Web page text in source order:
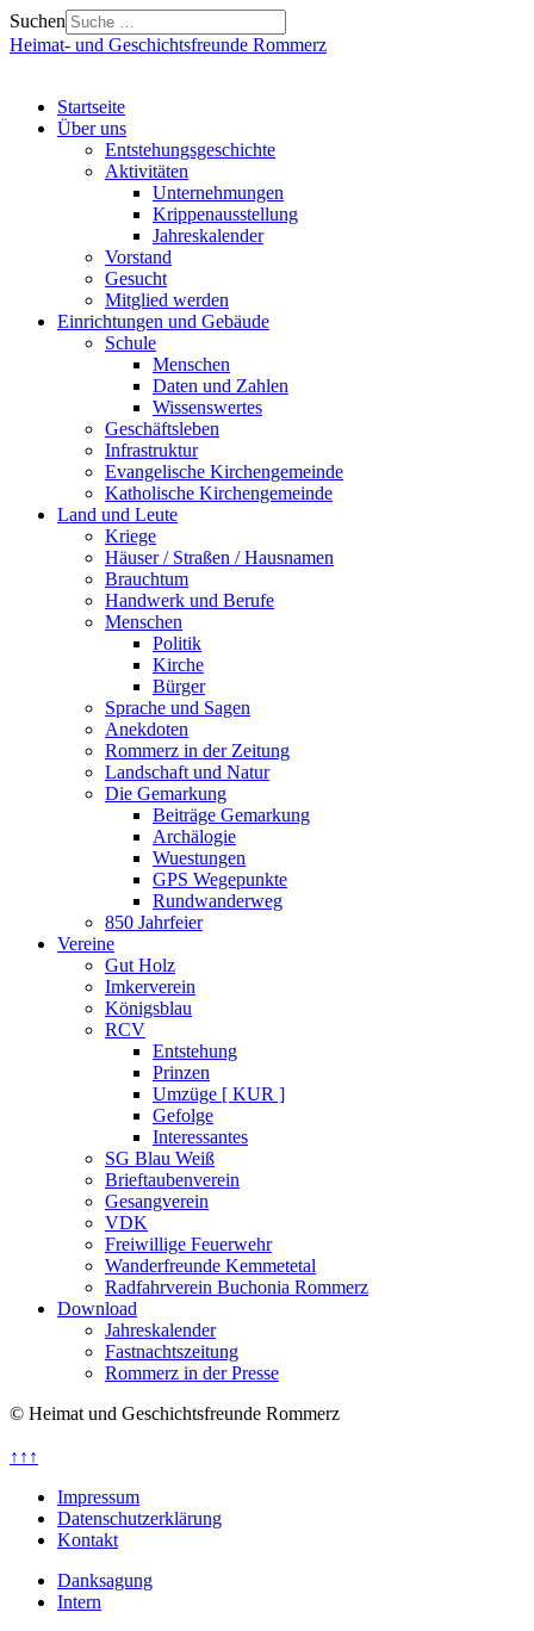
Suchen
Heimat- und Geschichtsfreunde Rommerz
Startseite
Über uns
Entstehungsgeschichte
Aktivitäten
Unternehmungen
Krippenausstellung
Jahreskalender
Vorstand
Gesucht
Mitglied werden
Einrichtungen und Gebäude
Schule
Menschen
Daten und Zahlen
Wissenswertes
Geschäftsleben
Infrastruktur
Evangelische Kirchengemeinde
Katholische Kirchengemeinde
Land und Leute
Kriege
Häuser / Straßen / Hausnamen
Brauchtum
Handwerk und Berufe
Menschen
Politik
Kirche
Bürger
Sprache und Sagen
Anekdoten
Rommerz in der Zeitung
Landschaft und Natur
Die Gemarkung
Beiträge Gemarkung
Archälogie
Wuestungen
GPS Wegepunkte
Rundwanderweg
850 Jahrfeier
Vereine
Gut Holz
Imkerverein
Königsblau
RCV
Entstehung
Prinzen
Umzüge [ KUR ]
Gefolge
Interessantes
SG Blau Weiß
Brieftaubenverein
Gesangverein
VDK
Freiwillige Feuerwehr
Wanderfreunde Kemmetetal
Radfahrverein Buchonia Rommerz
Download
Jahreskalender
Fastnachtszeitung
Rommerz in der Presse
© Heimat und Geschichtsfreunde Rommerz
↑↑↑
Impressum
Datenschutzerklärung
Kontakt
Danksagung
Intern